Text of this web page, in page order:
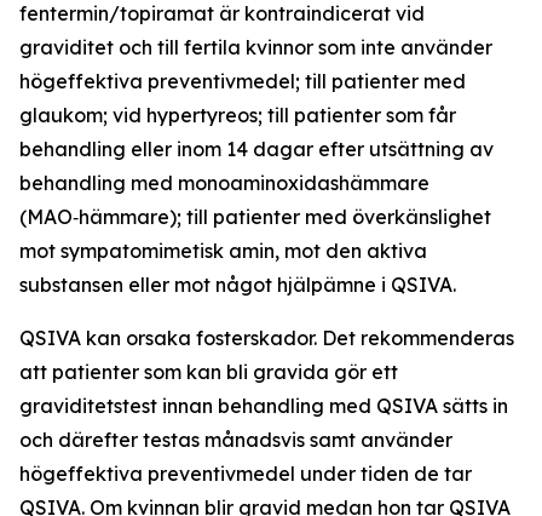
fentermin/topiramat är kontraindicerat vid
graviditet och till fertila kvinnor som inte använder
högeffektiva preventivmedel; till patienter med
glaukom; vid hypertyreos; till patienter som får
behandling eller inom 14 dagar efter utsättning av
behandling med monoaminoxidashämmare
(MAO‑hämmare); till patienter med överkänslighet
mot sympatomimetisk amin, mot den aktiva
substansen eller mot något hjälpämne i QSIVA.
QSIVA kan orsaka fosterskador. Det rekommenderas
att patienter som kan bli gravida gör ett
graviditetstest innan behandling med QSIVA sätts in
och därefter testas månadsvis samt använder
högeffektiva preventivmedel under tiden de tar
QSIVA. Om kvinnan blir gravid medan hon tar QSIVA